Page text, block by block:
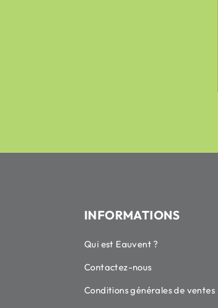
INFORMATIONS
Qui est Eauvent ?
Contactez-nous
Conditions générales de ventes